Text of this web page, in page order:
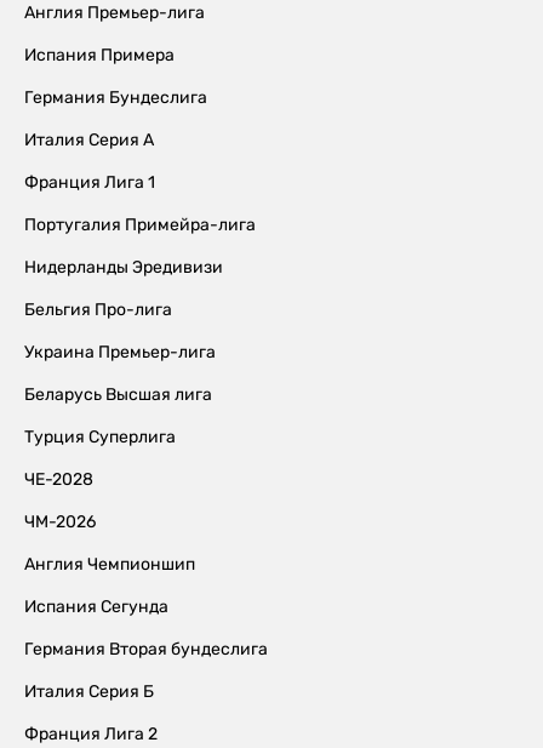
Англия Премьер-лига
Испания Примера
Германия Бундеслига
Италия Серия А
Франция Лига 1
Португалия Примейра-лига
Нидерланды Эредивизи
Бельгия Про-лига
Украина Премьер-лига
Беларусь Высшая лига
Турция Суперлига
ЧЕ-2028
ЧМ-2026
Англия Чемпионшип
Испания Сегунда
Германия Вторая бундеслига
Италия Серия Б
Франция Лига 2